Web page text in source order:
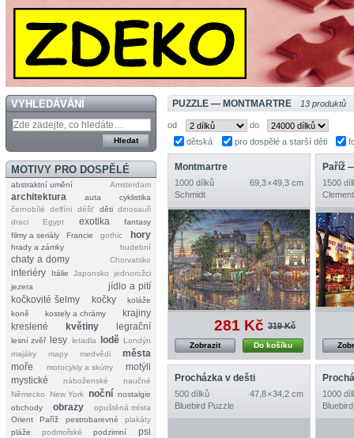
VYHLEDÁVÁNÍ
MOTIVY PRO DOSPĚLÉ
abstraktní umění Amsterdam
architektura auta
cyklistika
černobílé
delfíni déšť děti dinosauři
draci
Egypt exotika
fantasy
filmy a seriály
Francie gothic hory
hrady a zámky hudební
chaty a domy Chorvatsko
interiéry Itálie Japonsko
jednorožci
jezera
jídlo a pití
kočkovité šelmy
kočky
koláže
koně
kostely a chrámy
krajiny
kreslené
květiny legrační
lesní zvěř lesy letadla lodě Londýn
majáky
mapy medvědi
města
moře
motocykly a skútry
motýli
mystické
náboženské
naučné
Německo
New York noční nostalgie
obchody
obrazy
opuštěná místa
Orient
Paříž pestrobarevné
plakáty
pláže
podmořské podzimní
psi
PUZZLE — MONTMARTRE 13 produktů
od
do
dětská
pro dospělé a starší děti
Montmartre
1000 dílků
69,3 × 49,3 cm
Schmidt
281 Kč 319 Kč
Do košíku
Zobrazit
Paříž
1500
Procházka v dešti
500 dílků
47,8 × 34,2 cm
Bluebird Puzzle
1000